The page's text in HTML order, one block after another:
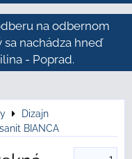
na odbernom
nachádza hneď
- Poprad.
Dizajn
BIANCA